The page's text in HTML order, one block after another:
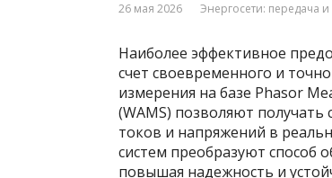
26 мая 2026 Энергосети: передача
Наиболее эффективное
счет своевременного и
измерения на базе Phasor
(WAMS) позволяют
токов и напряжений в
систем преобразуют способ
повышая надежность и